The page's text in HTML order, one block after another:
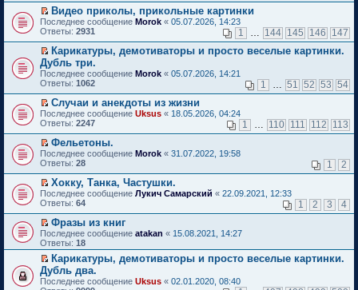
о
ч
и
т
а
н
н
о
м
у
с
о
о
щ
н
и
ю
у
н
е
п
р
о
ч
и
т
а
н
н
о
м
у
с
о
б
щ
е
н
и
ю
к
п
е
р
в
о
м
у
н
е
п
р
о
и
т
а
н
н
о
м
у
с
о
о
б
щ
е
н
и
е
й
т
и
к
п
е
р
в
о
м
у
н
е
п
р
о
и
т
а
н
н
о
м
у
с
о
о
б
П
е
е
й
т
и
к
п
е
р
в
о
м
у
н
е
п
р
о
и
т
а
н
н
о
м
у
Видео приколы, прикольные картинки
Последнее сообщение Morok « 05.07.2026, 14:23
Ответы: 2931 1 144 145 146 147
П
е
р
е
й
т
и
к
п
е
р
в
о
м
у
н
е
п
р
о
ч
и
т
а
Карикатуры, демотиваторы и просто веселые картинки.
Дубль три.
Последнее сообщение Morok « 05.07.2026, 14:21
Ответы: 1062 1 51 52 53 54
П
е
е
т
и
к
п
е
р
в
о
м
у
н
е
п
р
Случаи и анекдоты из жизни
Последнее сообщение Uksus « 18.05.2026, 04:24
Ответы: 2247 1 110 111 112 113
П
е
е
й
т
и
к
п
е
р
в
м
у
Фельетоны.
Последнее сообщение Morok « 31.07.2022, 19:58
Ответы: 28 1 2
П
е
е
т
и
п
е
р
Хокку, Танка, Частушки.
Последнее сообщение Лукич Самарский « 22.09.2021, 12:33
Ответы: 64 1 2 3 4
П
е
р
е
й
т
и
Фразы из книг
Последнее сообщение atakan « 15.08.2021, 14:27
Ответы: 18
П
е
р
Карикатуры, демотиваторы и просто веселые картинки.
Дубль два.
Последнее сообщение Uksus « 02.01.2020, 08:40